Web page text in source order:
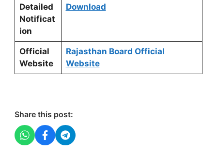
Detailed
Notificat
ion
Download
Official
Website
Rajasthan Board Official
Website
Share this post: